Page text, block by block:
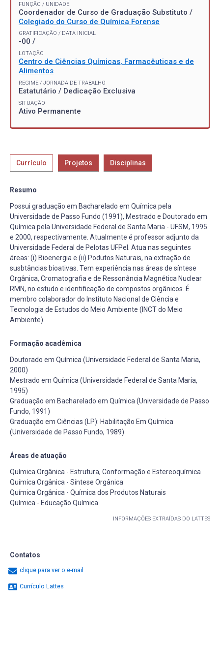
FUNÇÃO / UNIDADE
Coordenador de Curso de Graduação Substituto /
Colegiado do Curso de Química Forense
GRATIFICAÇÃO / DATA INICIAL
-00 /
LOTAÇÃO
Centro de Ciências Químicas, Farmacêuticas e de
Alimentos
REGIME / JORNADA DE TRABALHO
Estatutário / Dedicação Exclusiva
SITUAÇÃO
Ativo Permanente
Currículo Projetos Disciplinas
Resumo
Possui graduação em Bacharelado em Química pela
Universidade de Passo Fundo (1991), Mestrado e Doutorado em
Química pela Universidade Federal de Santa Maria - UFSM, 1995
e 2000, respectivamente. Atualmente é professor adjunto da
Universidade Federal de Pelotas UFPel. Atua nas seguintes
áreas: (i) Bioenergia e (ii) Podutos Naturais, na extração de
susbtâncias bioativas. Tem experiência nas áreas de síntese
Orgânica, Cromatografia e de Ressonância Magnética Nuclear
RMN, no estudo e identificação de compostos orgânicos. É
membro colaborador do Instituto Nacional de Ciência e
Tecnologia de Estudos do Meio Ambiente (INCT do Meio
Ambiente).
Formação acadêmica
Doutorado em Química (Universidade Federal de Santa Maria,
2000)
Mestrado em Química (Universidade Federal de Santa Maria,
1995)
Graduação em Bacharelado em Química (Universidade de Passo
Fundo, 1991)
Graduação em Ciências (LP): Habilitação Em Química
(Universidade de Passo Fundo, 1989)
Áreas de atuação
Química Orgânica - Estrutura, Conformação e Estereoquímica
Química Orgânica - Síntese Orgânica
Química Orgânica - Química dos Produtos Naturais
Química - Educação Química
INFORMAÇÕES EXTRAÍDAS DO LATTES
Contatos
clique para ver o e-mail
Currículo Lattes